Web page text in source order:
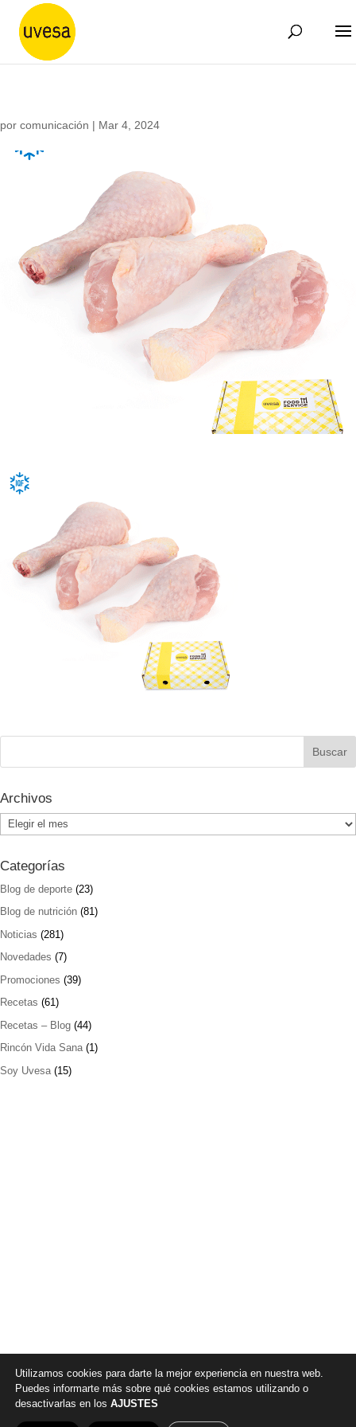
por comunicación | Mar 4, 2024
Archivos
Archivos
Categorías
Blog de deporte (23)
Blog de nutrición (81)
Noticias (281)
Novedades (7)
Promociones (39)
Recetas (61)
Recetas – Blog (44)
Rincón Vida Sana(1)
Soy Uvesa (15)
© 2026 |Política de privacidad|Aviso legal
Utilizamos cookies para darte la mejor experiencia en nuestra web.
Puedes informarte más sobre qué cookies estamos utilizando o
desactivarlas en los AJUSTES